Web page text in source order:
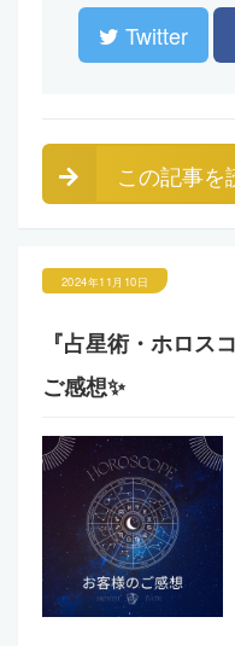
Twitter
この記事を
2024年11月10日
『占星術・ホロス
ご感想✨